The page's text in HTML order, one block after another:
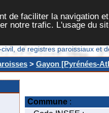
de faciliter la navigation
notre trafic. L'usage du
de registres paroissiaux et
> Gayon [Pyrénées-
Commune :